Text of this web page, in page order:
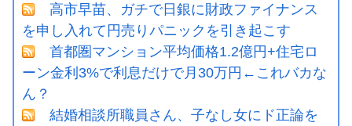
高市早苗、ガチで日銀に財政ファイナンス
を申し入れて円売りパニックを引き起こす
首都圏マンション平均価格1.2億円+住宅ロ
ーン金利3%で利息だけで月30万円←これバカな
ん？
結婚相談所職員さん、子なし女にド正論を